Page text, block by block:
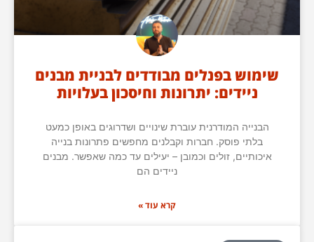
שימוש בפנלים מבודדים לבניית מבנים
ניידים: יתרונות וחיסכון בעלויות
הבנייה המודרנית עוברת שינויים ושדרוגים באופן כמעט
בלתי פוסק. חברות וקבלנים מחפשים פתרונות בנייה
איכותיים, זולים וכמובן – יעילים עד כמה שאפשר. מבנים
ניידים הם
קרא עוד »